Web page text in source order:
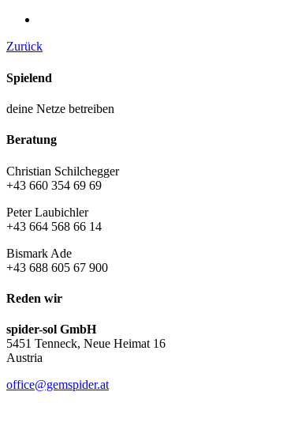
Zurück
Spielend
deine Netze betreiben
Beratung
Christian Schilchegger
+43 660 354 69 69
Peter Laubichler
+43 664 568 66 14
Bismark Ade
+43 688 605 67 900
Reden wir
spider-sol GmbH
5451 Tenneck, Neue Heimat 16
Austria
office@gemspider.at